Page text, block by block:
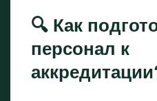
🔍 Как
персонал к